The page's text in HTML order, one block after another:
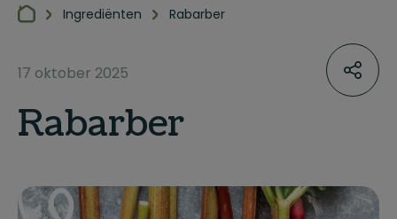
Ingrediënten Rabarber
17 oktober 2025
Rabarber